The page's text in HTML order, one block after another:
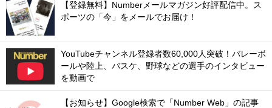
【登録無料】Numberメールマガジン好評配信中。ス
ポーツの「今」をメールでお届け！
YouTubeチャンネル登録者数60,000人突破！バレーボ
ールや陸上、バスケ、野球などの選手のインタビュー
を動画で
【お知らせ】Google検索で「Number Web」の記事